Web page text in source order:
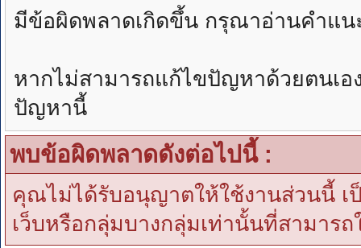
มีข้อผิดพลาดเกิดขึ้น กรุณาอ่านคำแน
หากไม่สามารถแก้ไขปัญหาด้วยตนเ
ปัญหานี้
พบข้อผิดพลาดดังต่อไปนี้ :
คุณไม่ได้รับอนุญาตให้ใช้งานส่วนนี้ เ
เว็บหรือกลุ่มบางกลุ่มเท่านั้นที่สามารถ